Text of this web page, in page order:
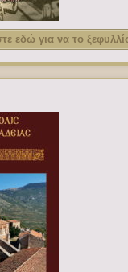
εδώ για να το